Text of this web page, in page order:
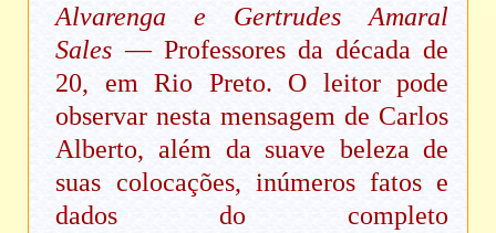
Alvarenga e Gertrudes Amaral
Sales — Professores da década de
20, em Rio Preto. O leitor pode
observar nesta mensagem de Carlos
Alberto, além da suave beleza de
suas colocações, inúmeros fatos e
dados do completo